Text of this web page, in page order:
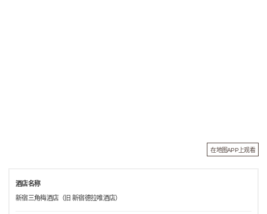
在地图APP上观看
酒店名称
新宿三角梅酒店（旧 新宿德拉唯酒店）